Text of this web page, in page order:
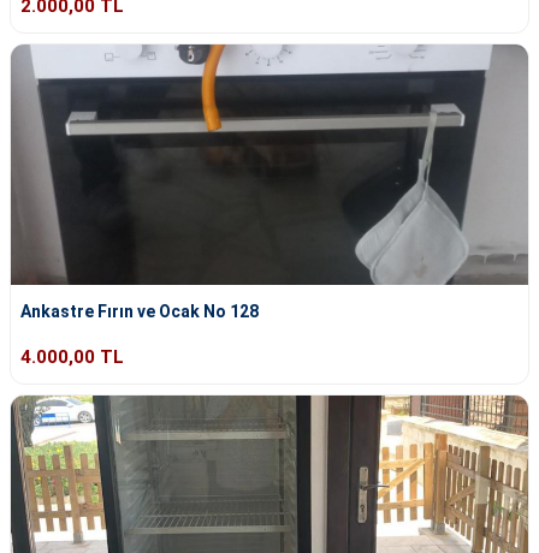
2.000,00 TL
Ankastre Fırın ve Ocak No 128
4.000,00 TL